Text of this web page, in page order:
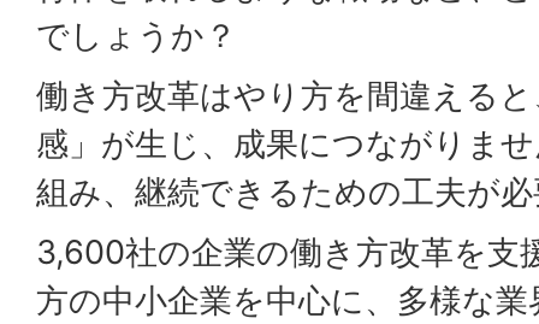
でしょうか？
働き方改革はやり方を間違える
感」が生じ、成果につながりま
組み、継続できるための工夫が
3,600社の企業の働き方改革を支
方の中小企業を中心に、多様な